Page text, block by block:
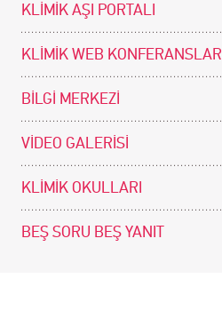
KLİMİK AŞI PORTALI
KLİMİK WEB KONFERANSLARI
BİLGİ MERKEZİ
VİDEO GALERİSİ
KLİMİK OKULLARI
BEŞ SORU BEŞ YANIT